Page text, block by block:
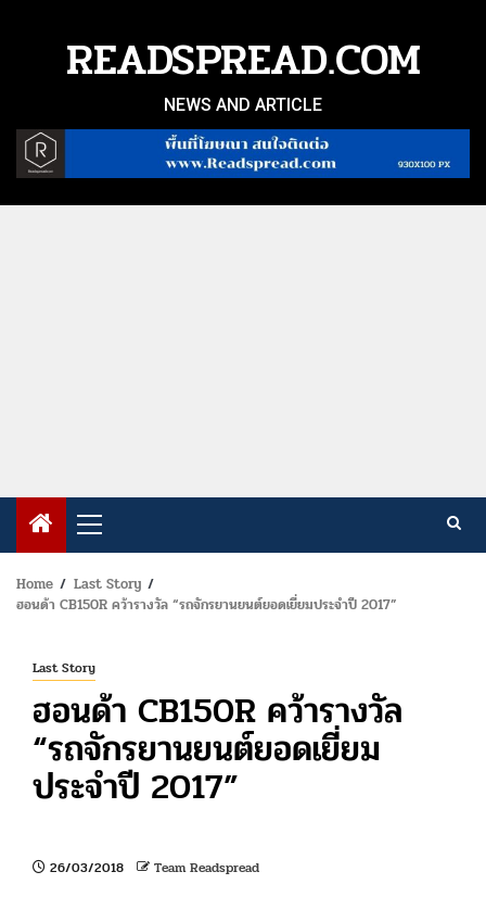
READSPREAD.COM
NEWS AND ARTICLE
Primary
Menu
Home
Last Story
ฮอนด้า CB150R คว้ารางวัล “รถจักรยานยนต์ยอดเยี่ยมประจำปี 2017”
Last Story
ฮอนด้า CB150R คว้ารางวัล
“รถจักรยานยนต์ยอดเยี่ยม
ประจำปี 2017”
26/03/2018 Team Readspread